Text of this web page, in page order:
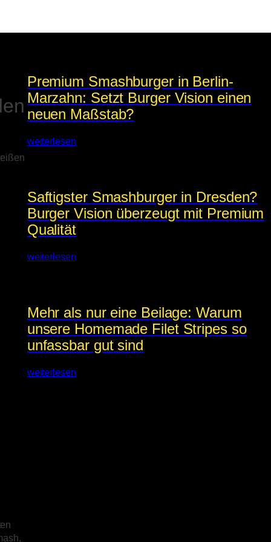
Premium Smashburger in Berlin-
Marzahn: Setzt Burger Vision einen
neuen Maßstab?
weiterlesen
Saftigster Smashburger in Dresden?
Burger Vision überzeugt mit Premium
Qualität
weiterlesen
Mehr als nur eine Beilage: Warum
unsere Homemade Filet Stripes so
unfassbar gut sind
weiterlesen